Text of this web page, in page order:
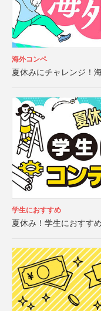
海外コンペ
夏休みにチャレンジ！
学生におすすめ
夏休み！学生におすす